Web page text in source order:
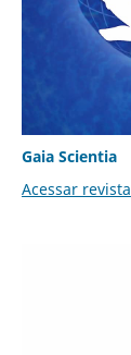
Gaia Scientia
Acessar revista